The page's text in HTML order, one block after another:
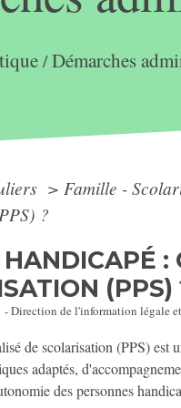
/Démarches
> Famille -
?
:
(PPS)
- Direction de l'information légale
de scolarisation (PPS) est
adaptés,
des personnes